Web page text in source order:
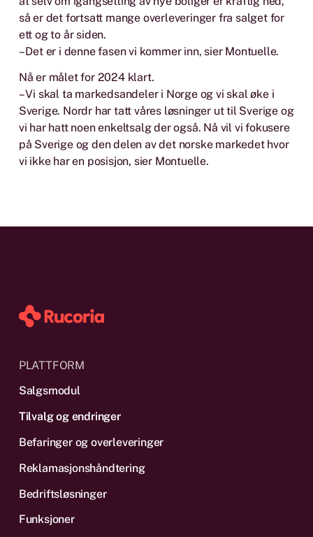
så er det fortsatt mange overleveringer fra salget for
ett og to år siden.
– Det er i denne fasen vi kommer inn, sier Montuelle.
Nå er målet for 2024 klart.
– Vi skal ta markedsandeler i Norge og vi skal øke i
Sverige. Nordr har tatt våres løsninger ut til Sverige og
vi har hatt noen enkeltsalg der også. Nå vil vi fokusere
på Sverige og den delen av det norske markedet hvor
vi ikke har en posisjon, sier Montuelle.
PLATTFORM
Salgsmodul
Tilvalg og endringer
Befaringer og overleveringer
Reklamas­jonshåndtering
Bedriftsløsninger
Funksjoner